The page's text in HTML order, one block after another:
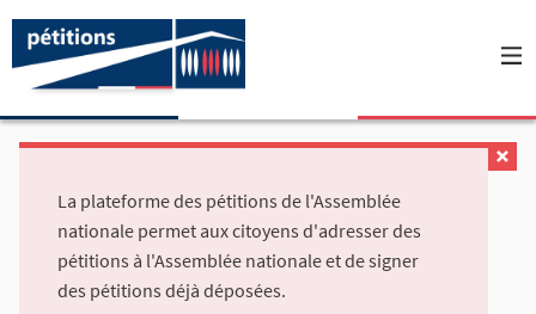
La plateforme des pétitions de l'Assemblée
nationale permet aux citoyens d'adresser des
pétitions à l'Assemblée nationale et de signer
des pétitions déjà déposées.